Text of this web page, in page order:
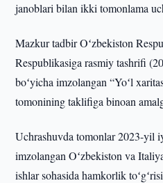
janoblari bilan ikki tomonlama
Mazkur tadbir Oʻzbekiston
Respublikasiga rasmiy tashrifi
boʻyicha imzolangan “Yoʻl
tomonining taklifiga binoan
Uchrashuvda tomonlar 2023-yil
imzolangan Oʻzbekiston va
ishlar sohasida hamkorlik